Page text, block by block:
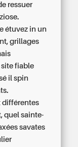
ressuer
étuvez in un
grillages
site fiable
il spin
différentes
quel sainte-
savates